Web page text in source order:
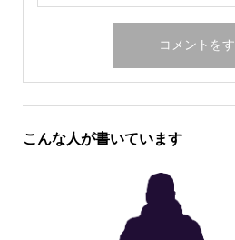
こんな人が書いています